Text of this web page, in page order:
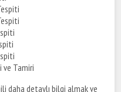
ve Tamiri
daha detaylı bilgi almak ve